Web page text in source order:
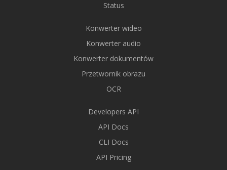
Status
Konwerter wideo
Konwerter audio
Konwerter dokumentów
Przetwornik obrazu
OCR
Developers API
API Docs
CLI Docs
API Pricing